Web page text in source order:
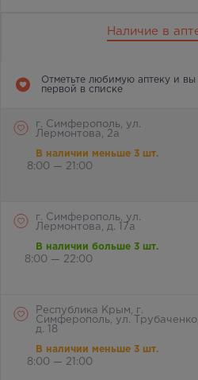
Наличие в
Отметьте любимую аптеку и вы
первой в списке
г. Симферополь, ул.
Лермонтова, 2а
В наличии меньше 3 шт.
8:00 — 21:00
г. Симферополь, ул.
Лермонтова, д. 17а
В наличии больше 3 шт.
8:00 — 22:00
Республика Крым, г.
Симферополь, ул. Трубаченко,
д. 18
В наличии меньше 3 шт.
8:00 — 21:00